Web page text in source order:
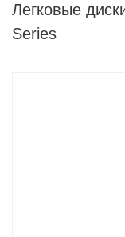
Легковые
Series